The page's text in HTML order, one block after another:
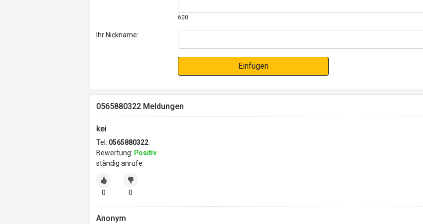
600
Ihr Nickname:
Einfügen
0565880322 Meldungen
kei
Tel: 0565880322
Bewertung: Positiv
ständig anrufe
0 0
Anonym